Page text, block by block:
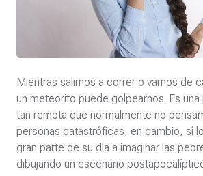
Mientras salimos a correr o vamos de
un meteorito puede golpearnos. Es
tan remota que normalmente no
personas catastróficas, en cambio, sí
gran parte de su día a imaginar las
dibujando un escenario